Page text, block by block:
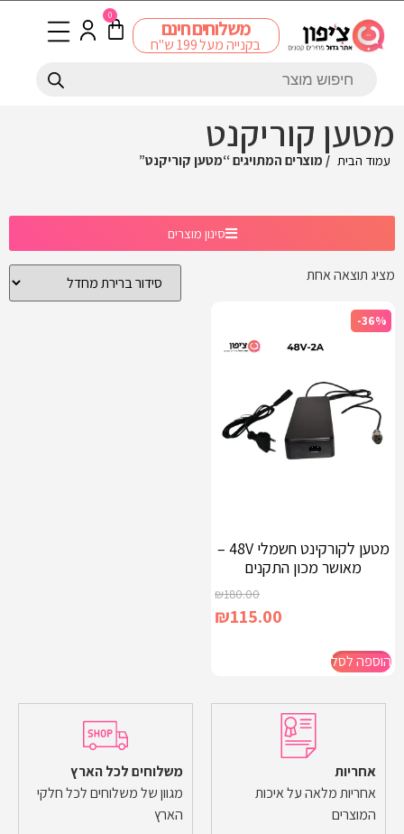
משלוחים חינם
בקנייה מעל 199 ש"ח
0
מטען קוריקנט
עמוד הבית / מוצרים המתויגים “מטען קוריקנט”
סינון מוצרים
מציג תוצאה אחת
-36%
מטען לקורקינט חשמלי 48V –
מאושר מכון התקנים
₪180.00
₪115.00
הוספה לסל
אחריות
אחריות מלאה על איכות
המוצרים
משלוחים לכל הארץ
מגוון של משלוחים לכל חלקי
הארץ